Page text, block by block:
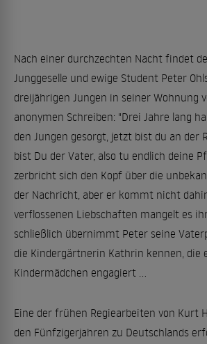
Nach einer durchzechten Nacht findet
Junggeselle und ewige Student Peter
dreijährigen Jungen in seiner Wohnung
anonymen Schreiben: "Drei Jahre lang
den Jungen gesorgt, jetzt bist du an der
bist Du der Vater, also tu endlich deine
zerbricht sich den Kopf über die
der Nachricht, aber er kommt nicht
verflossenen Liebschaften mangelt es
schließlich übernimmt Peter seine
die Kindergärtnerin Kathrin kennen, die
Kindermädchen engagiert ...
Eine der frühen Regiearbeiten von Kurt
den Fünfzigerjahren zu Deutschlands